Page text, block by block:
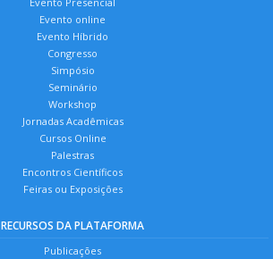
Evento online
Evento Híbrido
Congresso
Simpósio
Seminário
Workshop
Jornadas Acadêmicas
Cursos Online
Palestras
Encontros Científicos
Feiras ou Exposições
RECURSOS DA PLATAFORMA
Publicações